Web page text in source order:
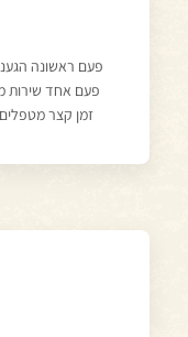
פעם ראשונה
זמן קצר